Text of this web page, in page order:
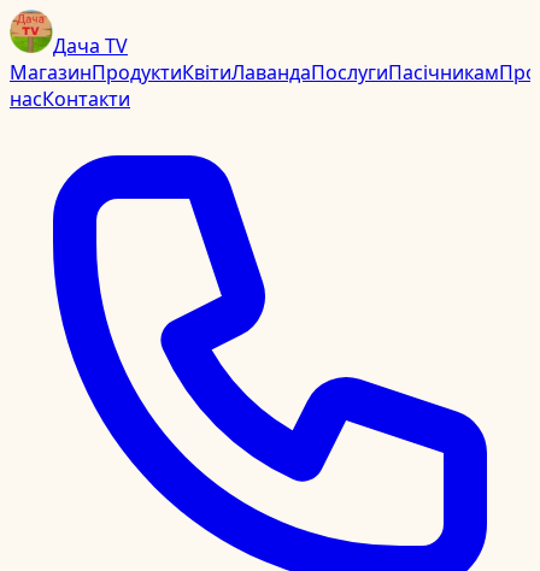
Дача TV
МагазинПродуктиКвітиЛавандаПослугиПасічникамПро
насКонтакти